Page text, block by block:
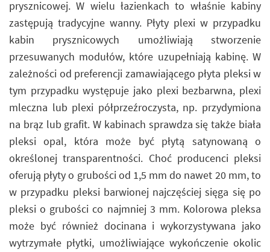
prysznicowej. W wielu łazienkach to właśnie kabiny
zastępują tradycyjne wanny. Płyty plexi w przypadku
kabin prysznicowych umożliwiają stworzenie
przesuwanych modułów, które uzupełniają kabinę. W
zależności od preferencji zamawiającego płyta pleksi w
tym przypadku występuje jako plexi bezbarwna, plexi
mleczna lub plexi półprzeźroczysta, np. przydymiona
na brąz lub grafit. W kabinach sprawdza się także biała
pleksi opal, która może być płytą satynowaną o
określonej transparentności. Choć producenci pleksi
oferują płyty o grubości od 1,5 mm do nawet 20 mm, to
w przypadku pleksi barwionej najczęściej sięga się po
pleksi o grubości co najmniej 3 mm. Kolorowa pleksa
może być również docinana i wykorzystywana jako
wytrzymałe płytki, umożliwiające wykończenie okolic